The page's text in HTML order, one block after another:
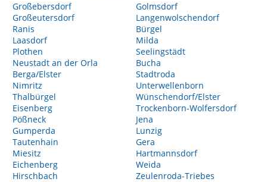
Großebersdorf
Großeutersdorf
Ranis
Laasdorf
Plothen
Neustadt an der Orla
Berga/Elster
Nimritz
Thalbürgel
Eisenberg
Pößneck
Gumperda
Tautenhain
Miesitz
Eichenberg
Hirschbach
Golmsdorf
Langenwolschendorf
Bürgel
Milda
Seelingstädt
Bucha
Stadtroda
Unterwellenborn
Wünschendorf/Elster
Trockenborn-Wolfersdorf
Jena
Lunzig
Gera
Hartmannsdorf
Weida
Zeulenroda-Triebes